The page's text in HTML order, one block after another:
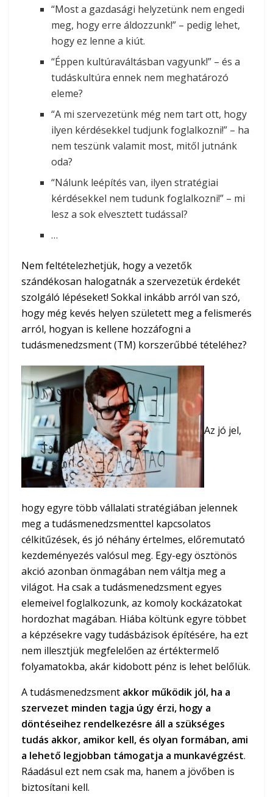
“Most a gazdasági helyzetünk nem engedi
meg, hogy erre áldozzunk!” – pedig lehet,
hogy ez lenne a kiút.
“Éppen kultúraváltásban vagyunk!” – és a
tudáskultúra ennek nem meghatározó
eleme?
“A mi szervezetünk még nem tart ott, hogy
ilyen kérdésekkel tudjunk foglalkozni!” – ha
nem teszünk valamit most, mitől jutnánk
oda?
“Nálunk leépítés van, ilyen stratégiai
kérdésekkel nem tudunk foglalkozni!” – mi
lesz a sok elvesztett tudással?
…
Nem feltételezhetjük, hogy a vezetők
szándékosan halogatnák a szervezetük érdekét
szolgáló lépéseket! Sokkal inkább arról van szó,
hogy még kevés helyen született meg a felismerés
arról, hogyan is kellene hozzáfogni a
tudásmenedzsment (TM) korszerűbbé tételéhez?
Az jó jel,
hogy egyre több vállalati stratégiában jelennek
meg a tudásmenedzsmenttel kapcsolatos
célkitűzések, és jó néhány értelmes, előremutató
kezdeményezés valósul meg. Egy-egy ösztönös
akció azonban önmagában nem váltja meg a
világot. Ha csak a tudásmenedzsment egyes
elemeivel foglalkozunk, az komoly kockázatokat
hordozhat magában. Hiába költünk egyre többet
a képzésekre vagy tudásbázisok építésére, ha ezt
nem illesztjük megfelelően az értéktermelő
folyamatokba, akár kidobott pénz is lehet belőlük.
A tudásmenedzsment akkor működik jól, ha a
szervezet minden tagja úgy érzi, hogy a
döntéseihez rendelkezésre áll a szükséges
tudás akkor, amikor kell, és olyan formában, ami
a lehető legjobban támogatja a munkavégzést.
Ráadásul ezt nem csak ma, hanem a jövőben is
biztosítani kell.